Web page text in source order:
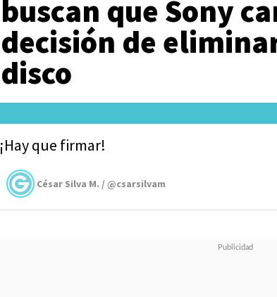
buscan que Sony
decisión de
disco
¡Hay que firmar!
César Silva M. / @csarsilvam